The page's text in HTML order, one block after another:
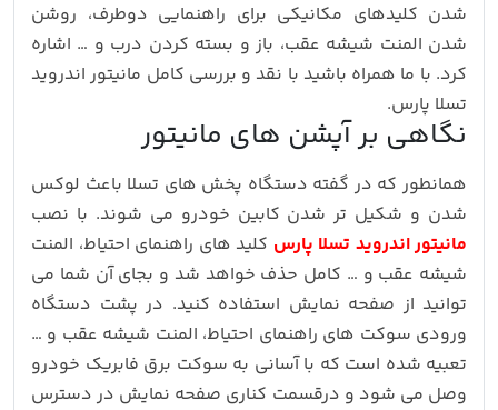
شدن کلیدهای مکانیکی برای راهنمایی دوطرف، روشن
شدن المنت شیشه عقب، باز و بسته کردن درب و … اشاره
کرد. با ما همراه باشید با نقد و بررسی کامل مانیتور اندروید
تسلا پارس.
نگاهی بر آپشن های مانیتور
همانطور که در گفته دستگاه پخش های تسلا باعث لوکس
شدن و شکیل تر شدن کابین خودرو می شوند. با نصب
مانیتور اندروید تسلا پارس کلید های راهنمای احتیاط، المنت
شیشه عقب و … کامل حذف خواهد شد و بجای آن شما می
توانید از صفحه نمایش استفاده کنید. در پشت دستگاه
ورودی سوکت های راهنمای احتیاط، المنت شیشه عقب و …
تعبیه شده است که با آسانی به سوکت برق فابریک خودرو
وصل می شود و درقسمت کناری صفحه نمایش در دسترس